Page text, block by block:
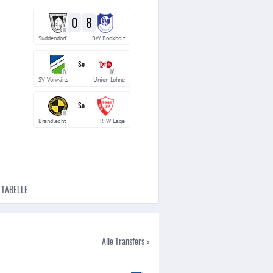
III 0 8
Suddendorf BW Bookholt
IV
So
IV
SV Vorwärts Union Lohne
II
So
Brandlecht R-W Lage
TABELLE
Alle Transfers >